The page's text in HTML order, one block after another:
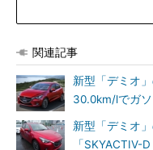
関連記事
新型「デミオ
30.0km/lでガ
新型「デミオ
「SKYACTIV-